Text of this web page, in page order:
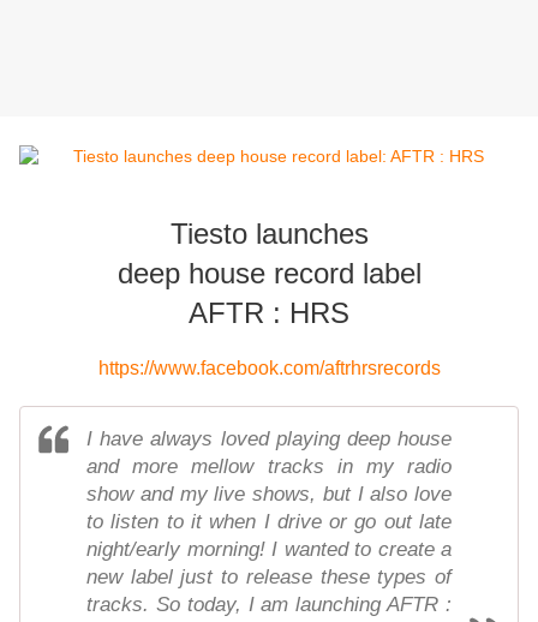
Tiesto launches
deep house record label
AFTR : HRS
https://www.facebook.com/aftrhrsrecords
I have always loved playing deep house
and more mellow tracks in my radio
show and my live shows, but I also love
to listen to it when I drive or go out late
night/early morning! I wanted to create a
new label just to release these types of
tracks. So today, I am launching AFTR :